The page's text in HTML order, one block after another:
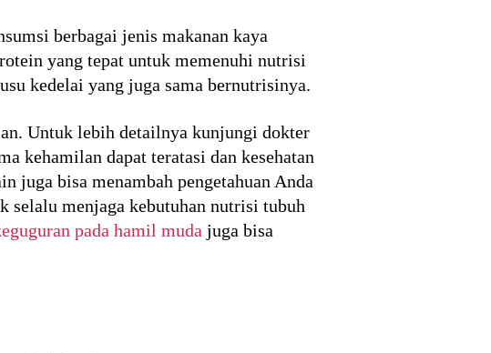
berbagai jenis makanan kaya
yang tepat untuk memenuhi nutrisi
kedelai yang juga sama bernutrisinya.
Untuk lebih detailnya kunjungi dokter
kehamilan dapat teratasi dan kesehatan
juga bisa menambah pengetahuan Anda
selalu menjaga kebutuhan nutrisi tubuh
pada hamil muda juga bisa